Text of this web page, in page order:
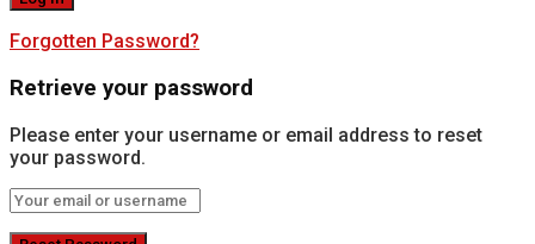
Forgotten Password?
Retrieve your password
Please enter your username or email address to reset
your password.